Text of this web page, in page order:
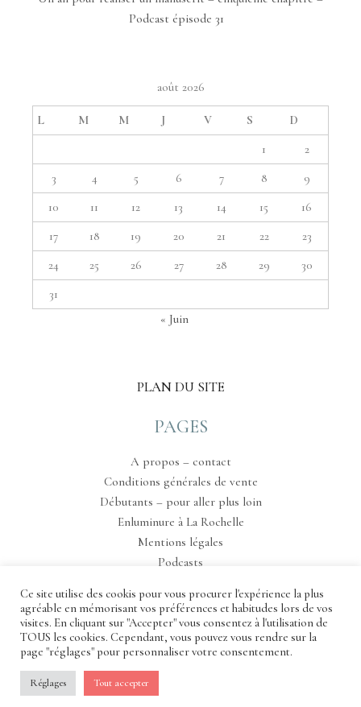
Podcast épisode 31
août 2026
L M M J V S
D
1
2
3
4 5 6 7 8
9
10
11 12 13 14 15
16
17
18 19 20 21 22
23
24
25 26 27 28 29
30
31
« Juin
PLAN DU SITE
PAGES
A propos – contact
Conditions générales de vente
Débutants – pour aller plus loin
Enluminure à La Rochelle
Mentions légales
Podcasts
RifeWordPress Theme ♥ Proudly built by
Ce site utilise des cookis pour vous procurer l'expérience la plus
agréable en mémorisant vos préférences et habitudes lors de vos
visites. En cliquant sur "Accepter" vous consentez à l'utilisation de
TOUS les cookies. Cependant, vous pouvez vous rendre sur la
page "réglages" pour personnaliser votre consentement.
Réglages Tout accepter